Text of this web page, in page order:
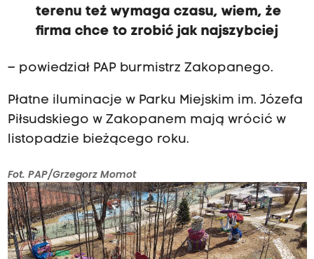
terenu też wymaga czasu, wiem, że
firma chce to zrobić jak najszybciej
– powiedział PAP burmistrz Zakopanego.
Płatne iluminacje w Parku Miejskim im. Józefa
Piłsudskiego w Zakopanem mają wrócić w
listopadzie bieżącego roku.
Fot. PAP/Grzegorz Momot